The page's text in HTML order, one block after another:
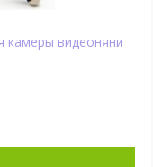
камеры видеоняни